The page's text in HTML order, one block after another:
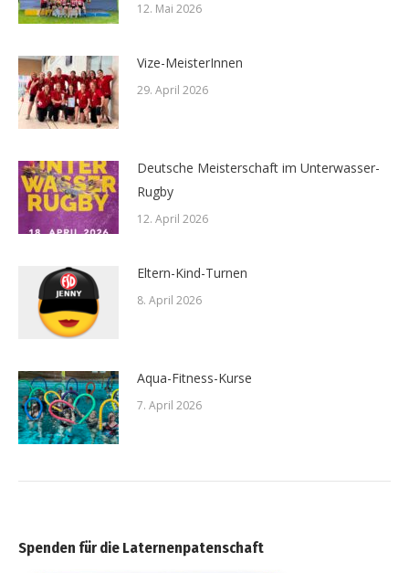
12. Mai 2026
Vize-MeisterInnen
29. April 2026
Deutsche Meisterschaft im Unterwasser-
Rugby
12. April 2026
Eltern-Kind-Turnen
8. April 2026
Aqua-Fitness-Kurse
7. April 2026
Spenden für die Laternenpatenschaft